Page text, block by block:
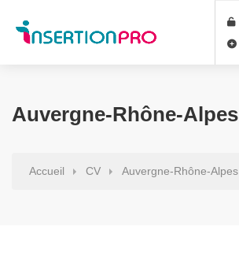
Auvergne-Rhône-Alpes
Accueil CV Auvergne-Rhône-Alpes